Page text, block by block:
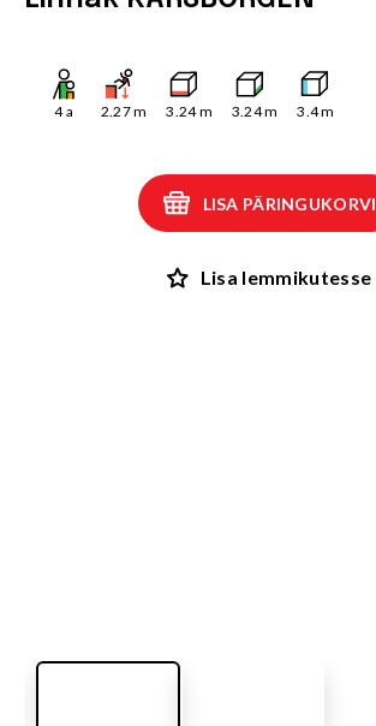
4a 2.27m 3.24m 3.24m 3.4m
LISA PÄRINGUKORVI
Lisa lemmikutesse